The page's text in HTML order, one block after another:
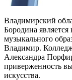
Владимирский
Бородина
музыкального
Владимир.
Александра
приверженность
искусства.